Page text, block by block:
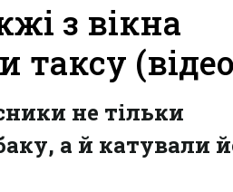
з вікна
таксу
не тільки
а й катували